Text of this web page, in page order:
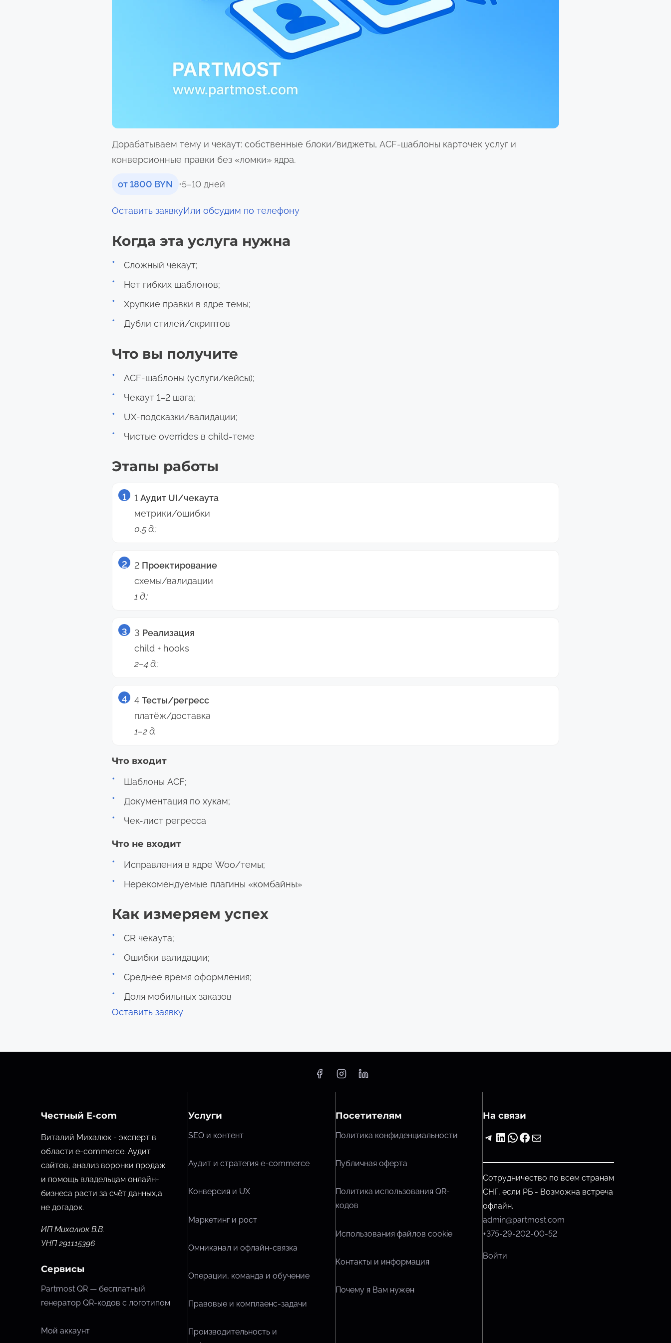
Дорабатываем тему и чекаут: собственные блоки/виджеты, ACF-шаблоны карточек услуг и
конверсионные правки без «ломки» ядра.
от 1800 BYN •5–10 дней
Оставить заявкуИли обсудим по телефону
Когда эта услуга нужна
Сложный чекаут;
Нет гибких шаблонов;
Хрупкие правки в ядре темы;
Дубли стилей/скриптов
Что вы получите
ACF-шаблоны (услуги/кейсы);
Чекаут 1–2 шага;
UX-подсказки/валидации;
Чистые overrides в child-теме
Этапы работы
1 Аудит UI/чекаута
метрики/ошибки
0,5 д.;
2 Проектирование
схемы/валидации
1 д.;
3 Реализация
child + hooks
2–4 д.;
4 Тесты/регресс
платёж/доставка
1–2 д.
Что входит
Шаблоны ACF;
Документация по хукам;
Чек-лист регресса
Что не входит
Исправления в ядре Woo/темы;
Нерекомендуемые плагины «комбайны»
Как измеряем успех
CR чекаута;
Ошибки валидации;
Среднее время оформления;
Доля мобильных заказов
Оставить заявку
Честный E-com
Виталий Михалюк - эксперт в
области e-commerce. Аудит
сайтов, анализ воронки продаж
и помощь владельцам онлайн-
бизнеса расти за счёт данных,а
не догадок.
ИП Михалюк В.В.
УНП 291115396
Сервисы
Partmost QR — бесплатный
генератор QR-кодов с логотипом
Мой аккаунт
Услуги
SEO и контент
Аудит и стратегия e-commerce
Конверсия и UX
Маркетинг и рост
Омниканал и офлайн-связка
Операции, команда и обучение
Правовые и комплаенс-задачи
Производительность и
Посетителям
Политика конфиденциальности
Публичная оферта
Политика использования QR-
кодов
Использования файлов cookie
Контакты и информация
Почему я Вам нужен
На связи
Telegram LinkedIn WhatsApp Facebook Почта
Сотрудничество по всем странам
СНГ, если РБ - Возможна встреча
офлайн.
admin@partmost.com
+375-29-202-00-52
Войти